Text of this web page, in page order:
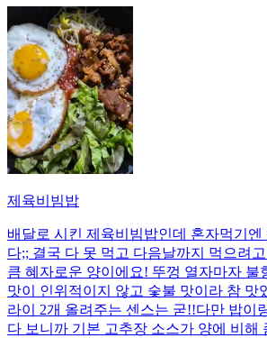
제육비빔밥
배달로 시킨 제육비빔밥인데 혼자먹기엔
다;; 결국 다 못 먹고 다음날까지 먹으려
큼 혜자로운 양이에요! 뚜껑 열자마자 불
맛이 인위적이지 않고 숯불 맛이라 참 맛
라이 2개 올려주는 센스는 굳!! ​다만 밥이
다 보니까 기본 고추장 소스가 양에 비해